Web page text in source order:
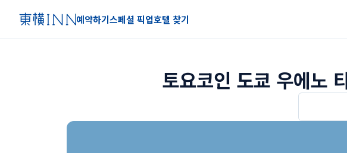
예약하기스페셜 픽업호텔 찾기
토요코인 도쿄 우에노